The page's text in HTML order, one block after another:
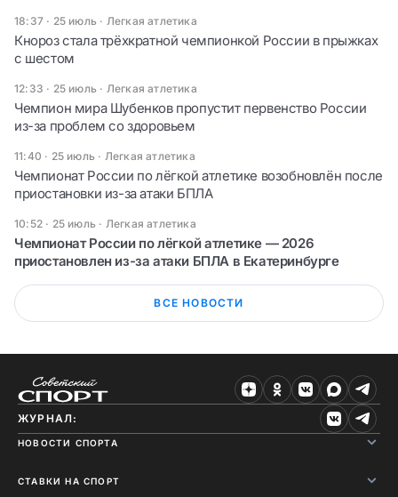
18:37 · 25 июль · Легкая атлетика
Кнороз стала трёхкратной чемпионкой России в прыжках
с шестом
12:33 · 25 июль · Легкая атлетика
Чемпион мира Шубенков пропустит первенство России
из-за проблем со здоровьем
11:40 · 25 июль · Легкая атлетика
Чемпионат России по лёгкой атлетике возобновлён после
приостановки из-за атаки БПЛА
10:52 · 25 июль · Легкая атлетика
Чемпионат России по лёгкой атлетике — 2026
приостановлен из-за атаки БПЛА в Екатеринбурге
ВСЕ НОВОСТИ
ЖУРНАЛ:
НОВОСТИ СПОРТА
СТАВКИ НА СПОРТ